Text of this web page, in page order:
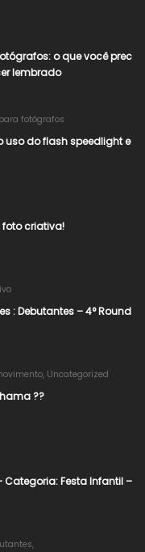
o que você prec
lembrado
fotógrafos
uso do flash speedlight e
criativa!
: Debutantes – 4° Round
, Uncategorized
??
Categoria: Festa Infantil –
,